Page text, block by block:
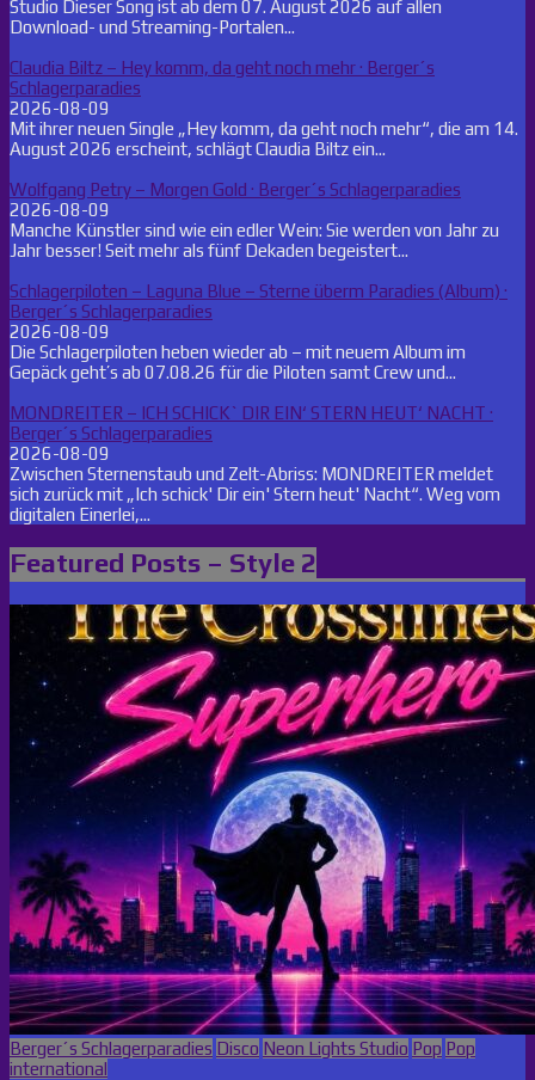
Studio Dieser Song ist ab dem 07. August 2026 auf allen
Download- und Streaming-Portalen...
Claudia Biltz – Hey komm, da geht noch mehr · Berger´s
Schlagerparadies
2026-08-09
Mit ihrer neuen Single „Hey komm, da geht noch mehr“, die am 14.
August 2026 erscheint, schlägt Claudia Biltz ein...
Wolfgang Petry – Morgen Gold · Berger´s Schlagerparadies
2026-08-09
Manche Künstler sind wie ein edler Wein: Sie werden von Jahr zu
Jahr besser! Seit mehr als fünf Dekaden begeistert...
Schlagerpiloten – Laguna Blue – Sterne überm Paradies (Album) ·
Berger´s Schlagerparadies
2026-08-09
Die Schlagerpiloten heben wieder ab – mit neuem Album im
Gepäck geht’s ab 07.08.26 für die Piloten samt Crew und...
MONDREITER – ICH SCHICK` DIR EIN‘ STERN HEUT‘ NACHT ·
Berger´s Schlagerparadies
2026-08-09
Zwischen Sternenstaub und Zelt-Abriss: MONDREITER meldet
sich zurück mit „Ich schick' Dir ein' Stern heut' Nacht“. Weg vom
digitalen Einerlei,...
Featured Posts – Style 2
Posted
in
Berger´s Schlagerparadies Disco Neon Lights Studio Pop Pop
international